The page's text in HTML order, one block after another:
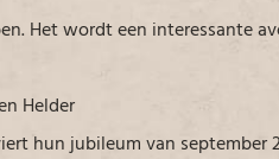
Het wordt een interessante
Helder
hun jubileum van